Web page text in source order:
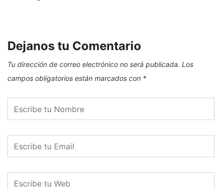
Dejanos tu Comentario
Tu dirección de correo electrónico no será publicada. Los
campos obligatorios están marcados con *